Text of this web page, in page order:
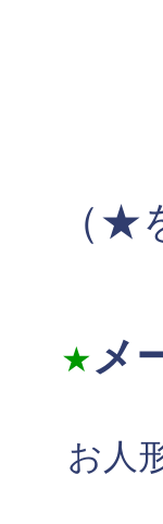
（★
★メ
お人